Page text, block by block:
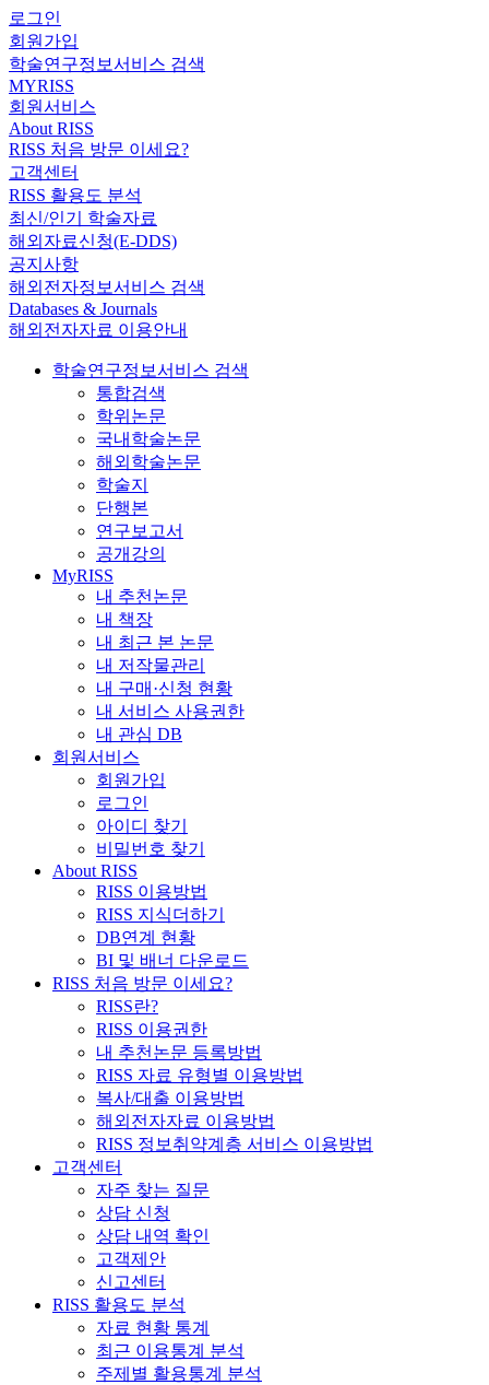
로그인
회원가입
학술연구정보서비스 검색
MYRISS
회원서비스
About RISS
RISS 처음 방문 이세요?
고객센터
RISS 활용도 분석
최신/인기 학술자료
해외자료신청(E-DDS)
공지사항
해외전자정보서비스 검색
Databases & Journals
해외전자자료 이용안내
학술연구정보서비스 검색
통합검색
학위논문
국내학술논문
해외학술논문
학술지
단행본
연구보고서
공개강의
MyRISS
내 추천논문
내 책장
내 최근 본 논문
내 저작물관리
내 구매·신청 현황
내 서비스 사용권한
내 관심 DB
회원서비스
회원가입
로그인
아이디 찾기
비밀번호 찾기
About RISS
RISS 이용방법
RISS 지식더하기
DB연계 현황
BI 및 배너 다운로드
RISS 처음 방문 이세요?
RISS란?
RISS 이용권한
내 추천논문 등록방법
RISS 자료 유형별 이용방법
복사/대출 이용방법
해외전자자료 이용방법
RISS 정보취약계층 서비스 이용방법
고객센터
자주 찾는 질문
상담 신청
상담 내역 확인
고객제안
신고센터
RISS 활용도 분석
자료 현황 통계
최근 이용통계 분석
주제별 활용통계 분석